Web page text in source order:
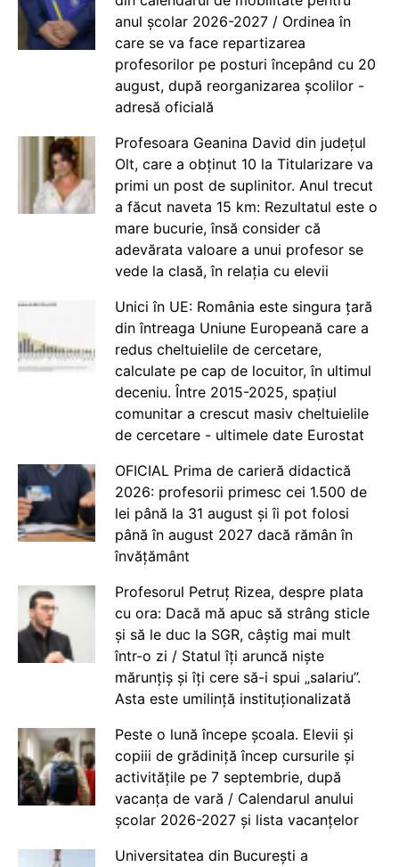
anul școlar 2026-2027 / Ordinea în
care se va face repartizarea
profesorilor pe posturi începând cu 20
august, după reorganizarea școlilor -
adresă oficială
Profesoara Geanina David din județul
Olt, care a obținut 10 la Titularizare va
primi un post de suplinitor. Anul trecut
a făcut naveta 15 km: Rezultatul este o
mare bucurie, însă consider că
adevărata valoare a unui profesor se
vede la clasă, în relația cu elevii
Unici în UE: România este singura țară
din întreaga Uniune Europeană care a
redus cheltuielile de cercetare,
calculate pe cap de locuitor, în ultimul
deceniu. Între 2015-2025, spațiul
comunitar a crescut masiv cheltuielile
de cercetare - ultimele date Eurostat
OFICIAL Prima de carieră didactică
2026: profesorii primesc cei 1.500 de
lei până la 31 august și îi pot folosi
până în august 2027 dacă rămân în
învățământ
Profesorul Petruț Rizea, despre plata
cu ora: Dacă mă apuc să strâng sticle
și să le duc la SGR, câștig mai mult
într-o zi / Statul îți aruncă niște
mărunțiș și îți cere să-i spui „salariu”.
Asta este umilință instituționalizată
Peste o lună începe școala. Elevii și
copiii de grădiniță încep cursurile și
activitățile pe 7 septembrie, după
vacanța de vară / Calendarul anului
școlar 2026-2027 și lista vacanțelor
Universitatea din București a